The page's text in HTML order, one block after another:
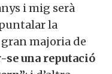
i mig serà
la
majoria de
una reputació